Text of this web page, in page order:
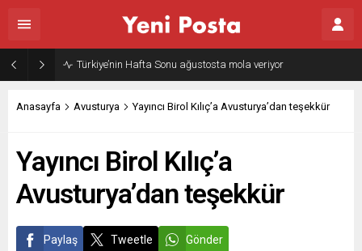
Türkiye’nin Hafta Sonu ağustosta mola veriyor
Anasayfa Avusturya Yayıncı Birol Kılıç’a Avusturya’dan teşekkür
Yayıncı Birol Kılıç’a
Avusturya’dan teşekkür
Paylaş Tweetle Gönder